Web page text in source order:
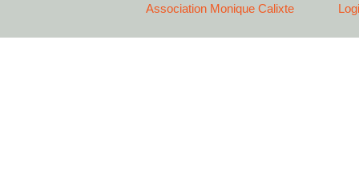
Association Monique Calixte